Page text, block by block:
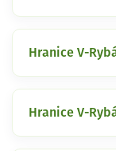
Hranice V-
Hranice V-